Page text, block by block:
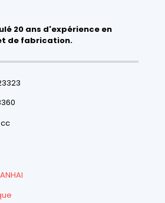
20 ans d'expérience en
de fabrication.